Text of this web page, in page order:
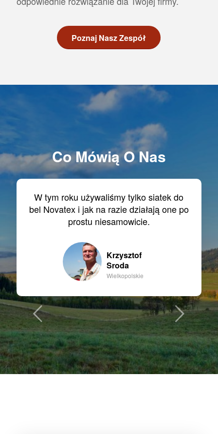
Poznaj Nasz Zespół
Co Mówią O Nas
W tym roku używaliśmy tylko siatek do
bel Novatex i jak na razie działają one po
prostu niesamowicie.
Krzysztof
Sroda
Wielkopolskie
Next